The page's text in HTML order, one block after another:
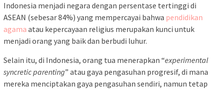
Indonesia menjadi negara dengan persentase tertinggi di
ASEAN (sebesar 84%) yang mempercayai bahwa pendidikan
agama atau kepercayaan religius merupakan kunci untuk
menjadi orang yang baik dan berbudi luhur.
Selain itu, di Indonesia, orang tua menerapkan “experimental
syncretic parenting” atau gaya pengasuhan progresif, di mana
mereka menciptakan gaya pengasuhan sendiri, namun tetap